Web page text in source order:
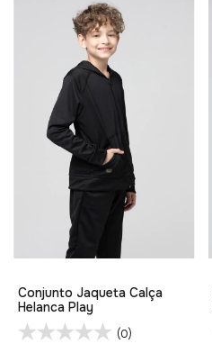
Conjunto Jaqueta Calça
Helanca Play
(0)